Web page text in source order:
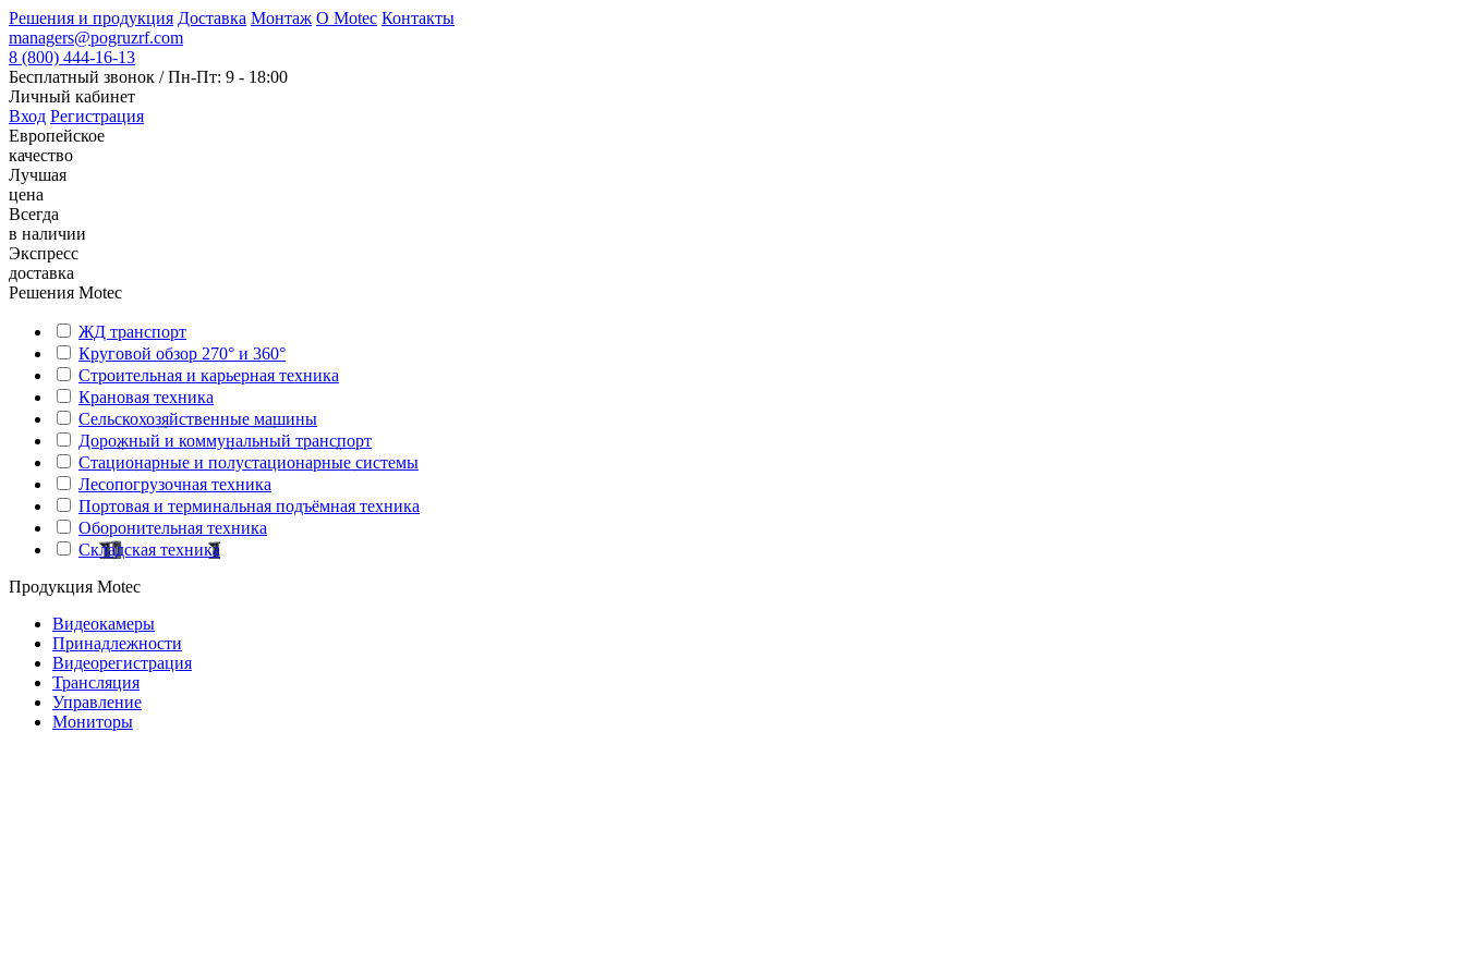
Решения и продукция Доставка Монтаж О Motec Контакты
managers@pogruzrf.com
8 (800) 444-16-13
Бесплатный звонок / Пн-Пт: 9 - 18:00
Личный кабинет
Вход Регистрация
Европейское
качество
Лучшая
цена
Всегда
в наличии
Экспресс
доставка
Решения Motec
ЖД транспорт
Круговой обзор 270° и 360°
Строительная и карьерная техника
Крановая техника
Сельскохозяйственные машины
Дорожный и коммунальный транспорт
Стационарные и полустационарные системы
Лесопогрузочная техника
Портовая и терминальная подъёмная техника
Оборонительная техника
Складская техника
Продукция Motec
Видеокамеры
Принадлежности
Видеорегистрация
Трансляция
Управление
Мониторы